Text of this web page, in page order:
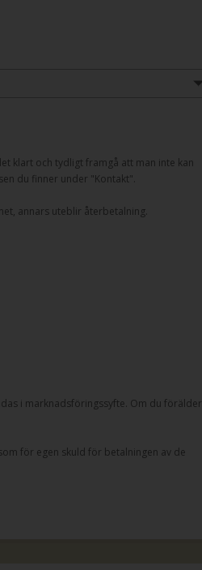
klart och tydligt framgå att man inte kan
du finner under "Kontakt".
annars uteblir återbetalning.
i marknadsföringssyfte. Om du förälder
för egen skuld för betalningen av de